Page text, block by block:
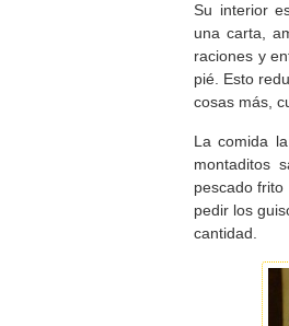
Su interior
una carta,
raciones y
pié. Esto
cosas más,
La comida
montaditos
pescado
pedir los
cantidad.